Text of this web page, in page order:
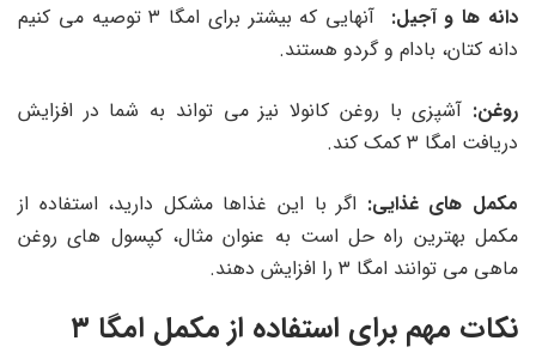
دانه ها و آجیل:
آنهایی که بیشتر برای امگا ۳ توصیه می کنیم
دانه کتان، بادام و گردو هستند.
روغن: آشپزی با روغن کانولا نیز می تواند به شما در افزایش
دریافت امگا ۳ کمک کند.
مکمل های غذایی: اگر با این غذاها مشکل دارید، استفاده از
مکمل بهترین راه حل است به عنوان مثال، کپسول های روغن
ماهی می توانند امگا ۳ را افزایش دهند.
نکات مهم برای استفاده از مکمل امگا ۳